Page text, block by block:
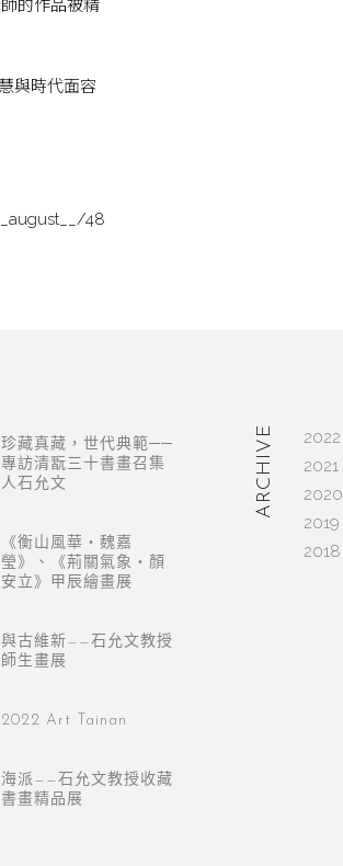
與時代面容
48
珍藏真藏，世代典範──
專訪清翫三十書畫召集
人石允文
《衡山風華・魏嘉
瑩》、《荊關氣象・顏
安立》甲辰繪畫展
與古維新——石允文教授
師生畫展
2022 Art Tainan
海派——石允文教授收藏
書畫精品展
ARCHIVE
2022
2021
2020
2019
2018